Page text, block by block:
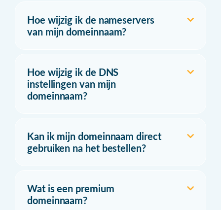
Hoe wijzig ik de nameservers
van mijn domeinnaam?
Hoe wijzig ik de DNS
instellingen van mijn
domeinnaam?
Kan ik mijn domeinnaam direct
gebruiken na het bestellen?
Wat is een premium
domeinnaam?